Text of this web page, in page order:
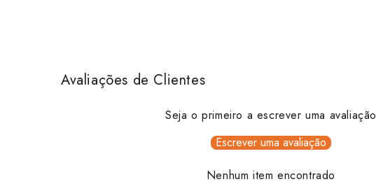
Avaliações de Clientes
Seja o primeiro a escrever uma avaliação
Escrever uma avaliação
Nenhum item encontrado